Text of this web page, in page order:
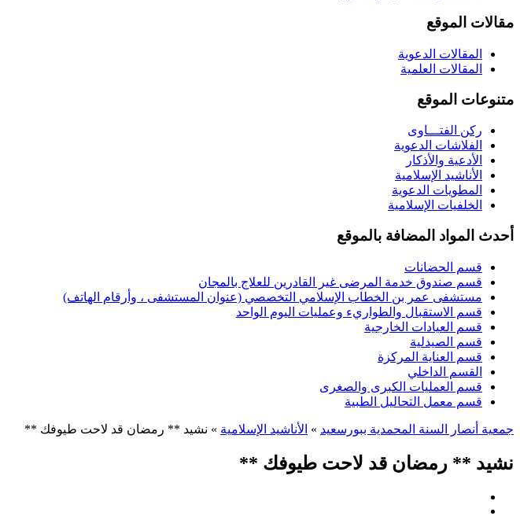
مقالات الموقع
المقالات الدعوية
المقالات العلمية
متنوعات الموقع
ركن الفتـــاوى
الفلاشات الدعوية
الأدعية والأذكار
الأناشيد الإسلامية
المطويات الدعوية
الخلفيات الإسلامية
أحدث المواد المضافة بالموقع
قسم الحضانات
قسم صندوق خدمة المرضى غير القادرين للعلاج بالمجان
مستشفى عمر بن الخطاب الإسلامي التخصصي (عنوان المستشفى ، وأرقام الهاتف)
قسم الاستقبال والطواريء وعمليات اليوم الواحد
قسم العيادات الخارجية
قسم الصيدلية
قسم العناية المركزة
القسم الداخلي
قسم العمليات الكبرى والصغرى
قسم معمل التحاليل الطبية
جمعية أنصار السنة المحمدية ببورسعيد » الأناشيد الإسلامية » نشيد ** رمضان قد لاحت طيوفك **
نشيد ** رمضان قد لاحت طيوفك **